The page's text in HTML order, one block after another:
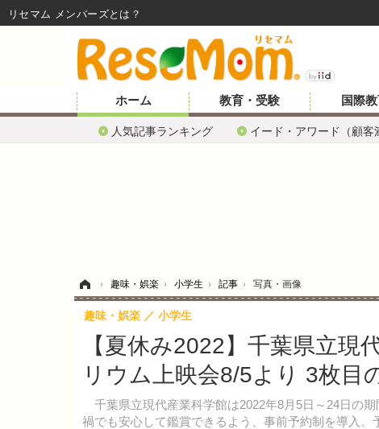
ホーム
人気記事ランキング イード・アワード（顧客
教育・受験 国際
› 趣味・娯楽 › 小学生 › 記事 › 写真・画像
【夏休み2022】千葉県立現
リウム上映会8/5より 3枚目
千葉県立現代産業科学館は2022年8月5日～24日の
禍でも安心して鑑賞できるよう、事前予約制を導入
趣味・娯楽 小学生
リセマム メンバーズ